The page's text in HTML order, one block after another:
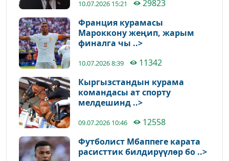
10.07.2026 15:21
29823
Франция курамасы
Мароккону жеңип, жарым
финалга чы ..>
10.07.2026 8:39
11342
Кыргызстандын курама
командасы ат спорту
мелдешинд ..>
09.07.2026 10:46
12558
Футболист Мбаппеге карата
расисттик билдирүүлөр бо ..>